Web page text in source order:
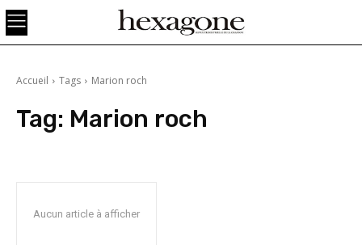
Accueil Tags Marion roch
Tag: Marion roch
Aucun article à afficher